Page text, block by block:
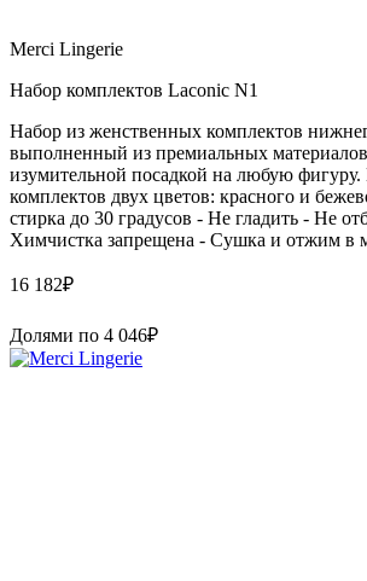
Merci Lingerie
Набор комплектов Laconic N1
Набор из женственных комплектов
выполненный из премиальных
изумительной посадкой на любую фигуру.
комплектов двух цветов: красного и
стирка до 30 градусов - Не гладить - Не
Химчистка запрещена - Сушка и отжим в
16 182₽
Долями по 4 046₽